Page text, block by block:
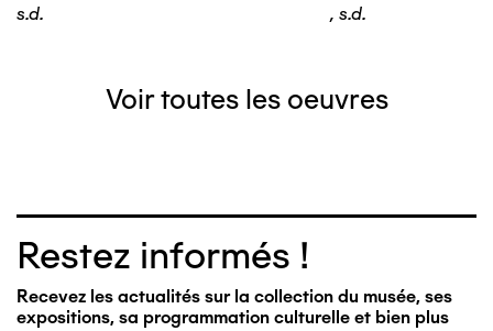
s.d.
, s.d.
Voir toutes les oeuvres
Restez informés !
Recevez les actualités sur la collection du musée, ses
expositions, sa programmation culturelle et bien plus